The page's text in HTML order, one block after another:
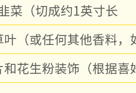
菜（切成约1英寸长
（或任何其他香料，
花生粉装饰（根据喜